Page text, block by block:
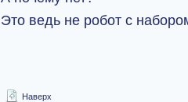
Это ведь не робот с
Наверх